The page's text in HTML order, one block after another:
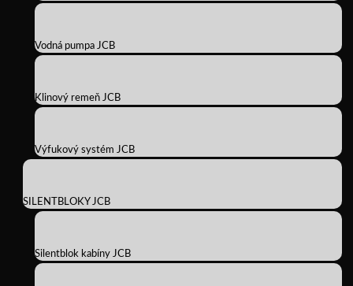
Vodná pumpa JCB
Klinový remeň JCB
Výfukový systém JCB
SILENTBLOKY JCB
Silentblok kabíny JCB